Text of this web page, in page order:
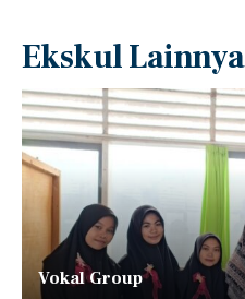
Ekskul Lainnya
Vokal Group